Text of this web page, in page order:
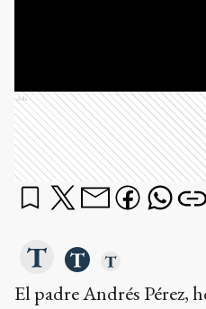
Ads
El padre Andrés Pérez,